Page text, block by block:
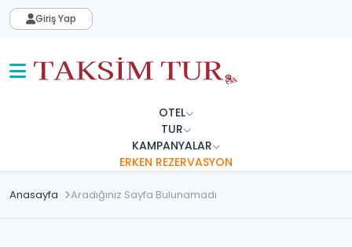
Giriş Yap
OTEL
TUR
KAMPANYALAR
ERKEN REZERVASYON
Anasayfa Aradığınız Sayfa Bulunamadı